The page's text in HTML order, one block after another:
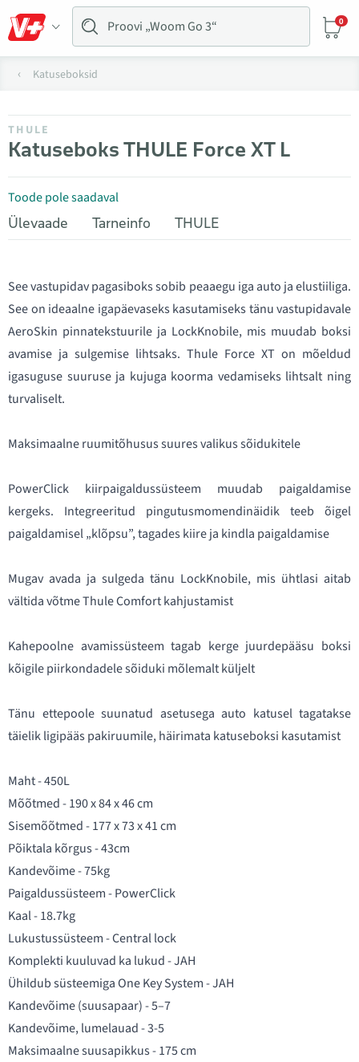
0
Katuseboksid
THULE
Katuseboks THULE Force XT L
Toode pole saadaval
Ülevaade
Tarneinfo THULE
See vastupidav pagasiboks sobib peaaegu iga auto ja elustiiliga.
See on ideaalne igapäevaseks kasutamiseks tänu vastupidavale
AeroSkin pinnatekstuurile ja LockKnobile, mis muudab boksi
avamise ja sulgemise lihtsaks. Thule Force XT on mõeldud
igasuguse suuruse ja kujuga koorma vedamiseks lihtsalt ning
turvaliselt.
Maksimaalne ruumitõhusus suures valikus sõidukitele
PowerClick kiirpaigaldussüsteem muudab paigaldamise
kergeks. Integreeritud pingutusmomendinäidik teeb õigel
paigaldamisel „klõpsu”, tagades kiire ja kindla paigaldamise
Mugav avada ja sulgeda tänu LockKnobile, mis ühtlasi aitab
vältida võtme Thule Comfort kahjustamist
Kahepoolne avamissüsteem tagab kerge juurdepääsu boksi
kõigile piirkondadele sõiduki mõlemalt küljelt
Tänu ettepoole suunatud asetusega auto katusel tagatakse
täielik ligipääs pakiruumile, häirimata katuseboksi kasutamist
Maht - 450L
Mõõtmed - 190 x 84 x 46 cm
Sisemõõtmed - 177 x 73 x 41 cm
Põiktala kõrgus - 43cm
Kandevõime - 75kg
Paigaldussüsteem - PowerClick
Kaal - 18.7kg
Lukustussüsteem - Central lock
Komplekti kuuluvad ka lukud - JAH
Ühildub süsteemiga One Key System - JAH
Kandevõime (suusapaar) - 5–7
Kandevõime, lumelauad - 3-5
Maksimaalne suusapikkus - 175 cm